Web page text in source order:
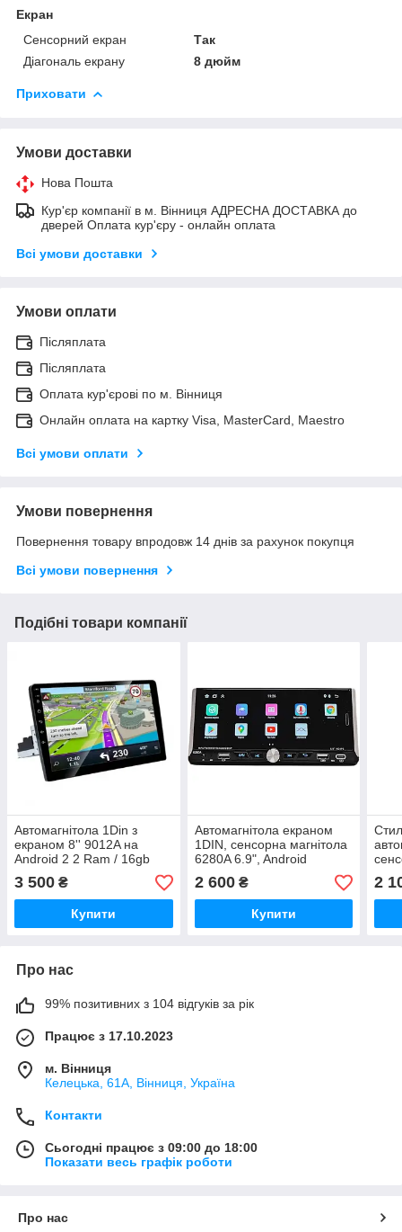
Екран
Сенсорний екран
Так
Діагональ екрану
8 дюйм
Приховати
Умови доставки
Нова Пошта
Кур'єр компанії в м. Вінниця АДРЕСНА ДОСТАВКА до
дверей Оплата кур'єру - онлайн оплата
Всі умови доставки
Умови оплати
Післяплата
Післяплата
Оплата кур'єрові по м. Вінниця
Онлайн оплата на картку Visa, MasterCard, Maestro
Всі умови оплати
Умови повернення
Повернення товару впродовж 14 днів за рахунок покупця
Всі умови повернення
Подібні товари компанії
Автомагнітола 1Din з
екраном 8'' 9012A на
Android 2 2 Ram / 16gb
3 500 ₴
Купити
Автомагнітола екраном
1DIN, сенсорна магнітола
6280A 6.9", Android
1/16GB, GPS, Wi-Fi,
Bluetooth, USB, екран HD
IPS
2 600₴
Купити
2
Про нас
99% позитивних з 104 відгуків за рік
Працює з 17.10.2023
м. Вінниця
Келецька, 61А, Вінниця, Україна
Контакти
Сьогодні працює з 09:00 до 18:00
Показати весь графік роботи
Про нас